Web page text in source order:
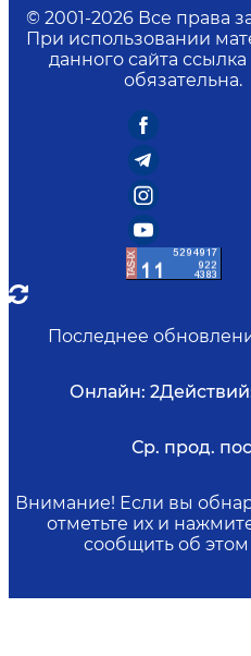
© 2001-2026 Все права
При использовании
данного сайта ссылка
обязательна.
Последнее
Онлайн: 2
Ср. прод.
Внимание! Если вы
отметьте их и
сообщить об